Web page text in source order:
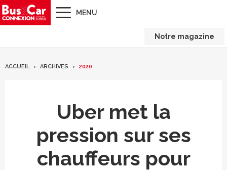
MENU
Notre magazine
ACCUEIL ARCHIVES 2020
Uber met la
pression sur ses
chauffeurs pour